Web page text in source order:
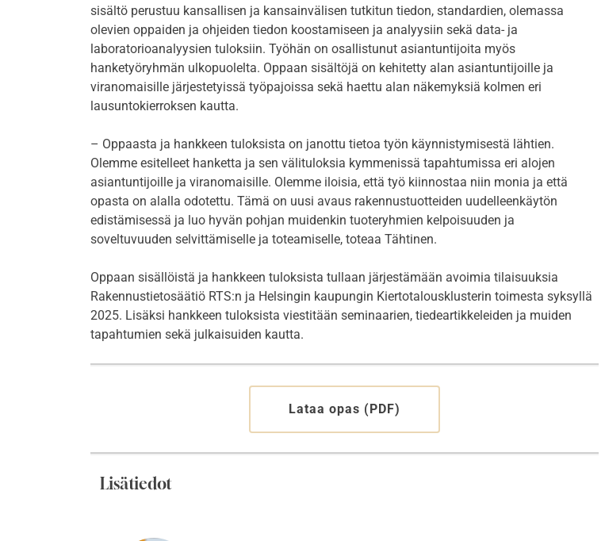
sisältö perustuu kansallisen ja kansainvälisen tutkitun tiedon, standardien, olemassa
olevien oppaiden ja ohjeiden tiedon koostamiseen ja analyysiin sekä data- ja
laboratorioanalyysien tuloksiin. Työhän on osallistunut asiantuntijoita myös
hanketyöryhmän ulkopuolelta. Oppaan sisältöjä on kehitetty alan asiantuntijoille ja
viranomaisille järjestetyissä työpajoissa sekä haettu alan näkemyksiä kolmen eri
lausuntokierroksen kautta.
– Oppaasta ja hankkeen tuloksista on janottu tietoa työn käynnistymisestä lähtien.
Olemme esitelleet hanketta ja sen välituloksia kymmenissä tapahtumissa eri alojen
asiantuntijoille ja viranomaisille. Olemme iloisia, että työ kiinnostaa niin monia ja että
opasta on alalla odotettu. Tämä on uusi avaus rakennustuotteiden uudelleenkäytön
edistämisessä ja luo hyvän pohjan muidenkin tuoteryhmien kelpoisuuden ja
soveltuvuuden selvittämiselle ja toteamiselle, toteaa Tähtinen.
Oppaan sisällöistä ja hankkeen tuloksista tullaan järjestämään avoimia tilaisuuksia
Rakennustietosäätiö RTS:n ja Helsingin kaupungin Kiertotalousklusterin toimesta syksyllä
2025. Lisäksi hankkeen tuloksista viestitään seminaarien, tiedeartikkeleiden ja muiden
tapahtumien sekä julkaisuiden kautta.
Lataa opas (PDF)
Lisätiedot